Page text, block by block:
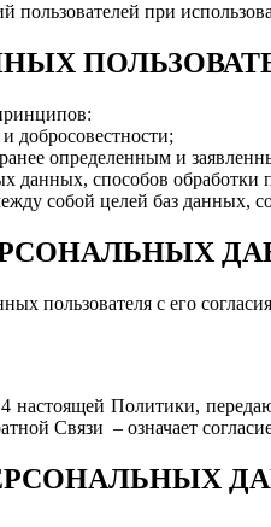
пользователей при
добросовестности;
определенным и
данных, способов
собой целей баз данных,
пользователя с его
Политики,
Связи – означает